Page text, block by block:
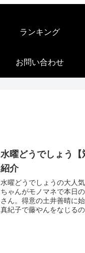
ランキング
お問い合わせ
水曜どうでしょう
紹介
水曜どうでしょうの大人
ちゃんがモノマネで本日
さん。得意の土井善晴に
真紀子で藤やんをなじる